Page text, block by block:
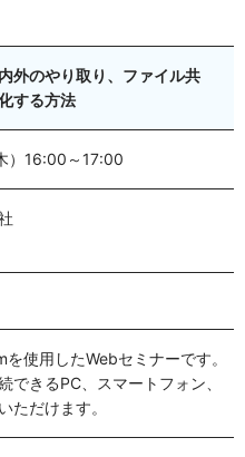
外のやり取り、ファイル共
する方法
）16:00～17:00
使用したWebセミナーです。
できるPC、スマートフォン、
ただけます。